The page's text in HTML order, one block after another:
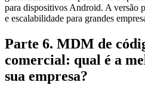
para dispositivos Android. A versão
e escalabilidade para grandes
Parte 6. MDM de
comercial: qual é a
sua empresa?